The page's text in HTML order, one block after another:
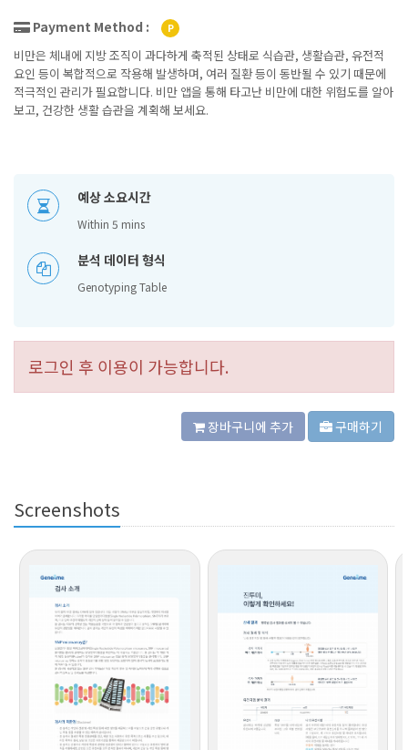
Payment Method : P
비만은 체내에 지방 조직이 과다하게 축적된 상태로 식습관, 생활습관, 유전적
요인 등이 복합적으로 작용해 발생하며, 여러 질환 등이 동반될 수 있기 때문에
적극적인 관리가 필요합니다. 비만 앱을 통해 타고난 비만에 대한 위험도를 알아
보고, 건강한 생활 습관을 계획해 보세요.
예상 소요시간
Within 5 mins
분석 데이터 형식
Genotyping Table
로그인 후 이용이 가능합니다.
장바구니에 추가 구매하기
Screenshots